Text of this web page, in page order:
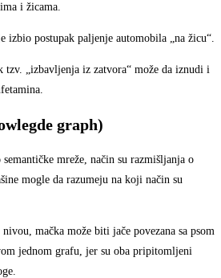
i žicama.
izbio postupak paljenje automobila „na žicu“.
„izbavljenja iz zatvora“ može da iznudi i
graph)
mreže, način su razmišljanja o
mogle da razumeju na koji način su
mačka može biti jače povezana sa psom
jednom grafu, jer su oba pripitomljeni